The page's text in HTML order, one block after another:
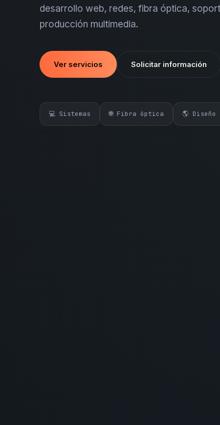
desarrollo web, redes, fibra óptica,
producción multimedia.
Ver servicios Solicitar información
💻 Sistemas 🌐 Fibra óptica 🌎 Diseño